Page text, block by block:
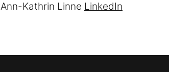
Ann-Kathrin Linne LinkedIn